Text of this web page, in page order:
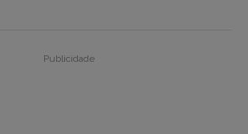
Publicidade